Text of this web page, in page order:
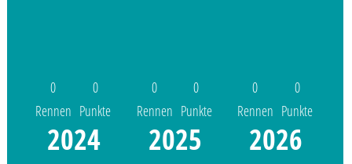
0
Rennen
0
Punkte
2024
0
Rennen
0
Punkte
2025
0
Rennen
0
Punkte
2026